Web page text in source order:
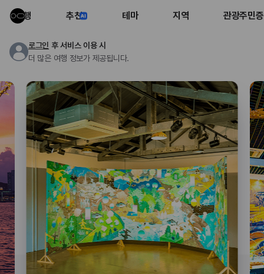
여행 추천 테마 지역 관광주민증
로그인 후 서비스 이용 시
더 많은 여행 정보가 제공됩니다.